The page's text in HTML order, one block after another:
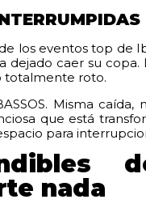
los eventos top de
caer su copa.
totalmente roto.
Misma
que está
para
nada